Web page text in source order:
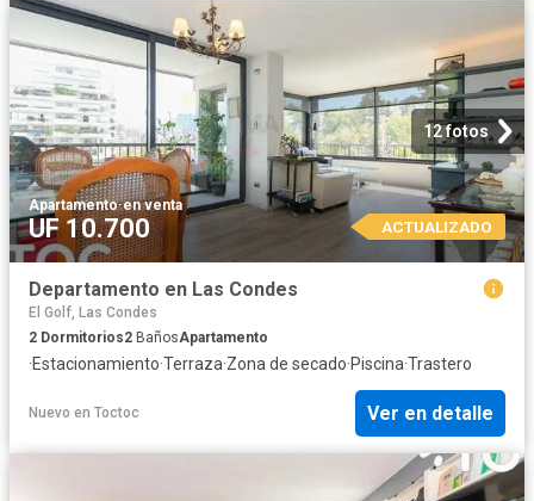
12 fotos
Apartamento·en venta
UF 10.700 ACTUALIZADO
Departamento en Las Condes
El Golf, Las Condes
2 Dormitorios2 BañosApartamento
·Estacionamiento·Terraza·Zona de secado·Piscina·Trastero
Nuevo en Toctoc Ver en detalle